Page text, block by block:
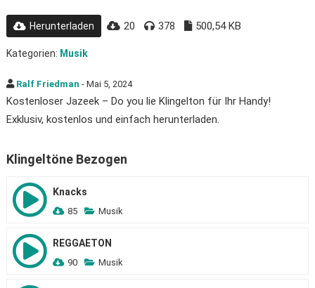
Herunterladen 20 378 500,54 KB
Kategorien: Musik
Ralf Friedman - Mai 5, 2024
Kostenloser Jazeek – Do you lie Klingelton für Ihr Handy!
Exklusiv, kostenlos und einfach herunterladen.
Klingeltöne Bezogen
Knacks
85 Musik
REGGAETON
90 Musik